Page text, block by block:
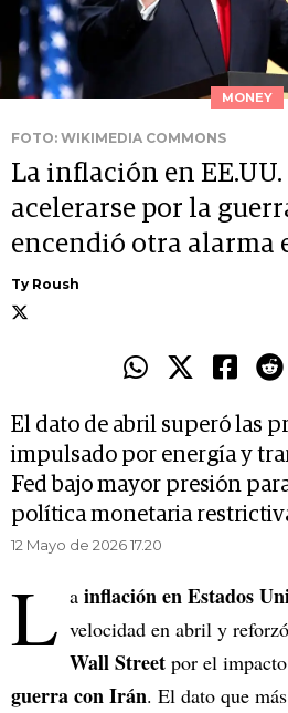
MONEY
FOTO: WIKIMEDIA COMMONS
La inflación en
acelerarse por la
encendió otra alarma
Ty Roush
El dato de abril superó las
impulsado por energía y
Fed bajo mayor presión
política monetaria
12 Mayo de 2026 17.20
L a inflación en Estados
velocidad en abril y
Wall Street por el
guerra con Irán. El dato que